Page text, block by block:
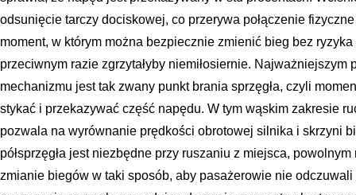
odsunięcie tarczy dociskowej, co przerywa połączenie
moment, w którym można bezpiecznie zmienić bieg bez
przeciwnym razie zgrzytałyby niemiłosiernie. Najważniejszym
mechanizmu jest tak zwany punkt brania sprzęgła, czyli
stykać i przekazywać część napędu. W tym wąskim zakresie
pozwala na wyrównanie prędkości obrotowej silnika i skrzyni
półsprzęgła jest niezbędne przy ruszaniu z miejsca,
zmianie biegów w taki sposób, aby pasażerowie nie odczuwali